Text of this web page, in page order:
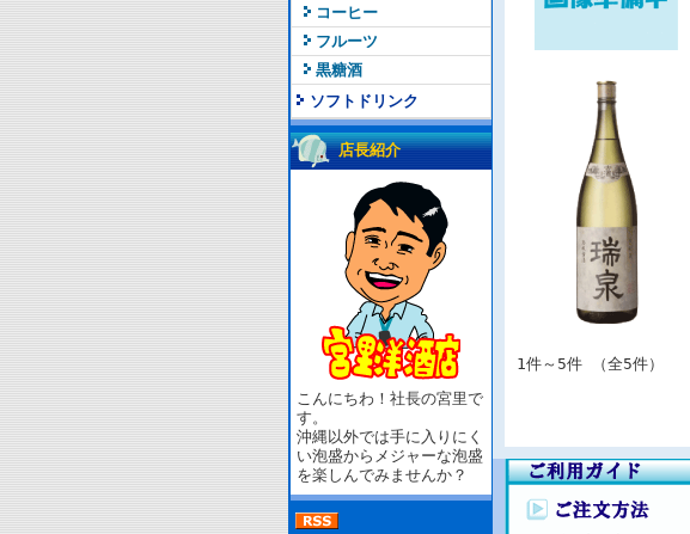
コーヒー
フルーツ
黒糖酒
ソフトドリンク
店長紹介
こんにちわ！社長の宮里で
す。
沖縄以外では手に入りにく
い泡盛からメジャーな泡盛
を楽しんでみませんか？
1件～5件 （全5件）